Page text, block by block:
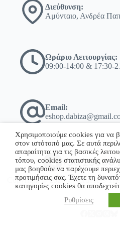
Διεύθυνση:
Αμύνταιο, Ανδρέα
Ωράριο Λειτουργίας:
09:00-14:00 & 17:30-
Email:
+30 23860
Copyright © 2026 - WordPress
Χρησιμοποιούμε cookies για να
στον ιστότοπό μας. Σε αυτά
απαραίτητα για τις βασικές
τόπου, cookies στατιστικής
μας βοηθούν να παρέχουμε
προτιμήσεις σας. Έχετε τη
κατηγορίες cookies θα
Ρυθμίσεις